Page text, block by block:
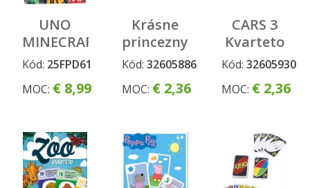
UNO
MINECRAFT
Kód: 25FPD61
MOC: € 8,99
Krásne
princezny
kvarteto
Kód: 32605886
MOC: € 2,36
CARS 3
Kvarteto
Kód: 32605930
MOC: € 2,36